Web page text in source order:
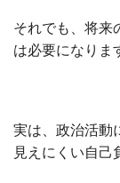
それでも、将来
は必要になりま
実は、政治活動
見えにくい自己